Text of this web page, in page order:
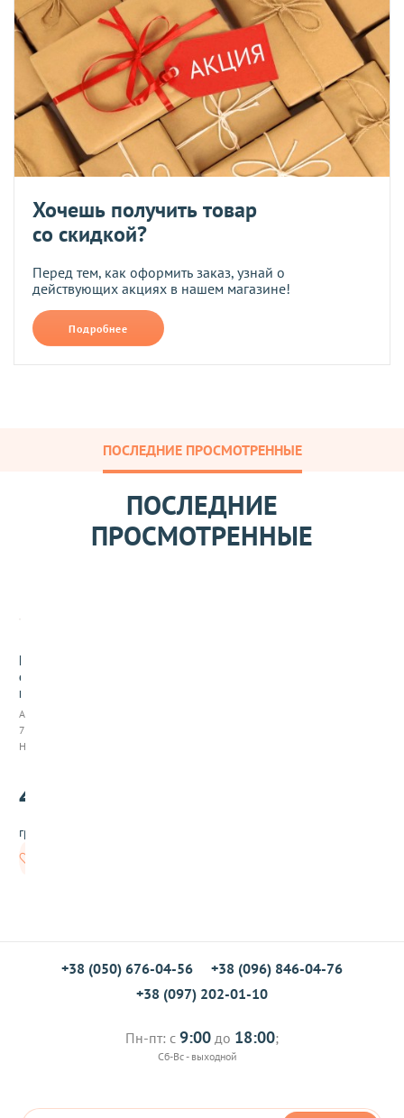
Хочешь получить товар
со скидкой?
Перед тем, как оформить заказ, узнай о
действующих акциях в нашем магазине!
Подробнее
ПОСЛЕДНИЕ ПРОСМОТРЕННЫЕ
ПОСЛЕДНИЕ
ПРОСМОТРЕННЫЕ
К
о
н
д
и
т
с
ь
и
й
р
Арт:
794191
Нет в наличии
430
грн/шт
+38 (050) 676-04-56
+38 (096) 846-04-76
+38 (097) 202-01-10
Пн-пт: с 9:00 до 18:00;
Сб-Вс - выходной